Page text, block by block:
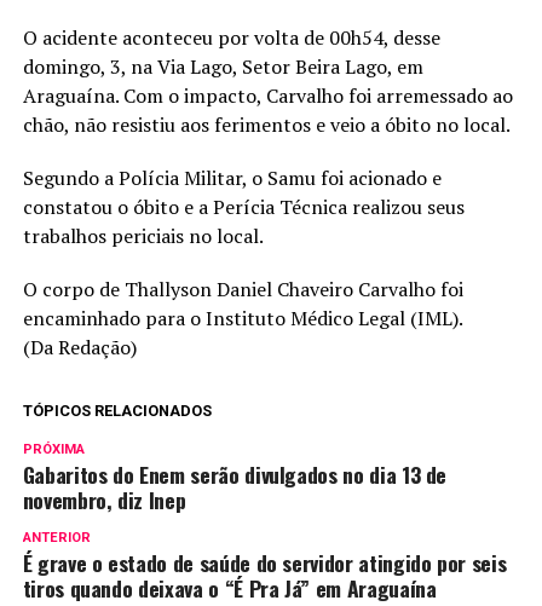
O acidente aconteceu por volta de 00h54, desse
domingo, 3, na Via Lago, Setor Beira Lago, em
Araguaína. Com o impacto, Carvalho foi arremessado ao
chão, não resistiu aos ferimentos e veio a óbito no local.
Segundo a Polícia Militar, o Samu foi acionado e
constatou o óbito e a Perícia Técnica realizou seus
trabalhos periciais no local.
O corpo de Thallyson Daniel Chaveiro Carvalho foi
encaminhado para o Instituto Médico Legal (IML).
(Da Redação)
TÓPICOS RELACIONADOS
PRÓXIMA
Gabaritos do Enem serão divulgados no dia 13 de
novembro, diz Inep
ANTERIOR
É grave o estado de saúde do servidor atingido por seis
tiros quando deixava o “É Pra Já” em Araguaína